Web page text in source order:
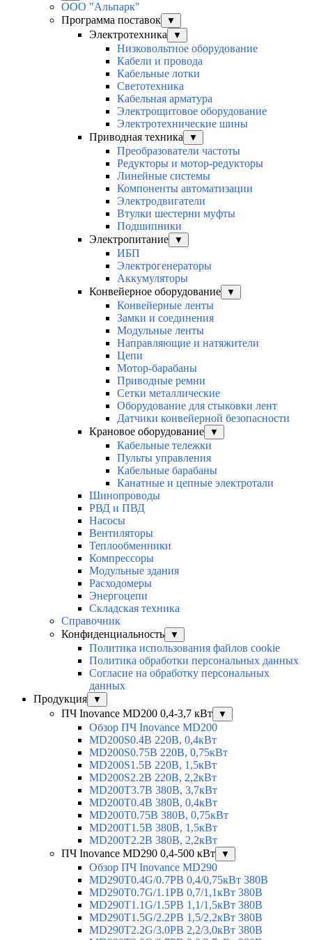
ООО "Альпарк"
Программа поставок
▼
Электротехника ▼
Низковольтное оборудование
Кабели и провода
Кабельные лотки
Светотехника
Кабельная арматура
Электрощитовое оборудование
Электротехнические шины
Приводная техника
▼
Преобразователи частоты
Редукторы и мотор-редукторы
Линейные системы
Компоненты автоматизации
Электродвигатели
Втулки шестерни муфты
Подшипники
Электропитание
▼
ИБП
Электрогенераторы
Аккумуляторы
Конвейерное оборудование
▼
Конвейерные ленты
Замки и соединения
Модульные ленты
Направляющие и натяжители
Цепи
Мотор-барабаны
Приводные ремни
Сетки металлические
Оборудование для стыковки лент
Датчики конвейерной безопасности
Крановое оборудование
▼
Кабельные тележки
Пульты управления
Кабельные барабаны
Канатные и цепные электротали
Шинопроводы
РВД и ПВД
Насосы
Вентиляторы
Теплообменники
Компрессоры
Модульные здания
Расходомеры
Энергоцепи
Складская техника
Справочник
Конфиденциальность
▼
Политика использования файлов cookie
Политика обработки персональных данных
Согласие на обработку персональных
данных
Продукция
▼
ПЧ Inovance MD200 0,4-3,7 кВт ▼
Обзор ПЧ Inovance MD200
MD200S0.4B 220В, 0,4кВт
MD200S0.75B 220В, 0,75кВт
MD200S1.5B 220В, 1,5кВт
MD200S2.2B 220В, 2,2кВт
MD200T3.7B 380В, 3,7кВт
MD200T0.4B 380В, 0,4кВт
MD200T0.75B 380В, 0,75кВт
MD200T1.5B 380В, 1,5кВт
MD200T2.2B 380В, 2,2кВт
ПЧ Inovance MD290 0,4-500 кВт
▼
Обзор ПЧ Inovance MD290
MD290T0.4G/0.7PB 0,4/0,75кВт 380В
MD290T0.7G/1.1PB 0,7/1,1кВт 380В
MD290T1.1G/1.5PB 1,1/1,5кВт 380В
MD290T1.5G/2.2PB 1,5/2,2кВт 380В
MD290T2.2G/3.0PB 2,2/3,0кВт 380В